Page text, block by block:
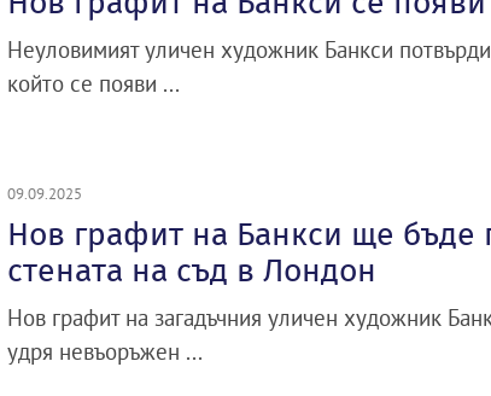
Неуловимият уличен художник Банкси
който се появи ...
09.09.2025
Нов графит на Банкси ще бъде
стената на съд в Лондон
Нов графит на загадъчния уличен художник
удря невъоръжен ...